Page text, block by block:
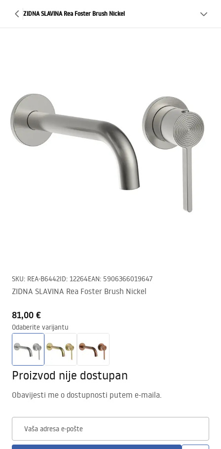
ZIDNA SLAVINA Rea Foster Brush Nickel
SKU: REA-B6442ID: 12264EAN: 5906366019647
ZIDNA SLAVINA Rea Foster Brush Nickel
81,00 €
Odaberite varijantu
Proizvod nije dostupan
Obavijesti me o dostupnosti putem e-maila.
Vaša adresa e-pošte